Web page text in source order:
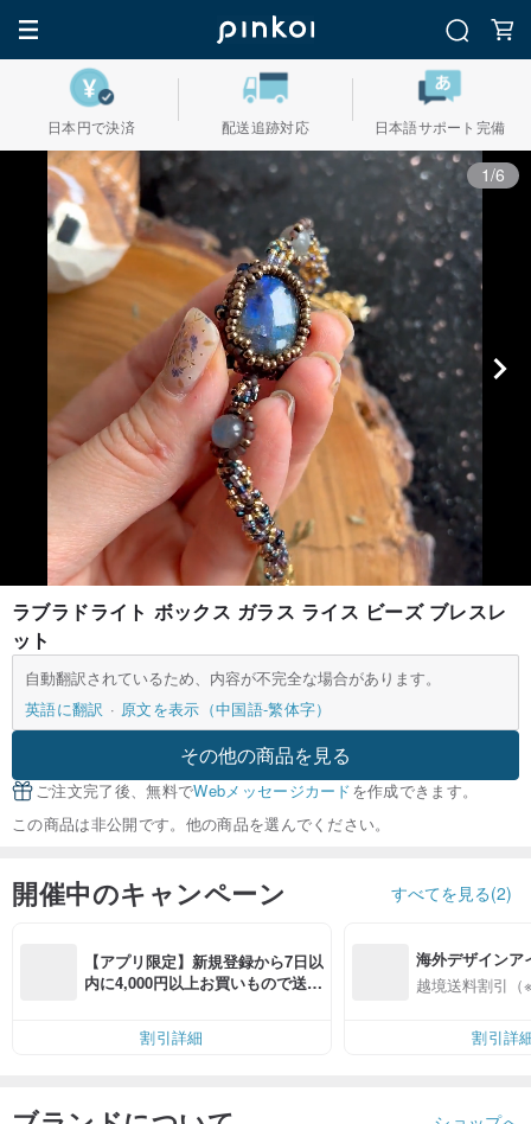
日本円で決済 配送追跡対応 日本語サポート完備
1/6
ラブラドライト ボックス ガラス ライス ビーズ ブレスレ
ット
自動翻訳されているため、内容が不完全な場合があります。
英語に翻訳
原文を表示（中国語-繁体字）
その他の商品を見る
ご注文完了後、無料でWebメッセージカードを作成できます。
この商品は非公開です。他の商品を選んでください。
開催中のキャンペーン すべてを見る(2)
【アプリ限定】新規登録から7日以
内に4,000円以上お買いもので送料
割引詳細
海外デザインア
入
越境送料割引（
割引詳